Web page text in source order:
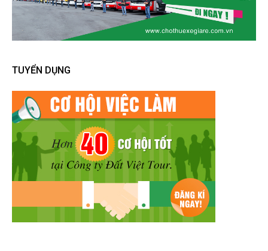
TUYỂN DỤNG